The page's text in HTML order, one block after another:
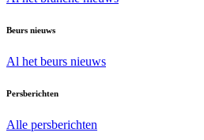
Beurs nieuws
Al het beurs nieuws
Persberichten
Alle persberichten